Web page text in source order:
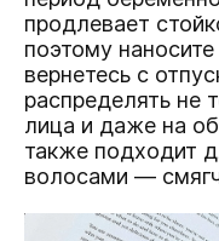
продлевает
поэтому
вернетесь с
распределять не
лица и даже на
также подходит
волосами —